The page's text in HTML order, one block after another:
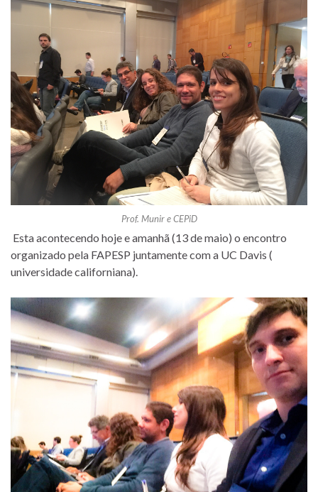
Prof. Munir e CEPiD
Esta acontecendo hoje e amanhã (13 de maio) o encontro
organizado pela FAPESP juntamente com a UC Davis (
universidade californiana).